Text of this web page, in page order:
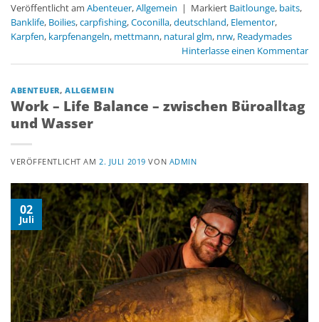
Veröffentlicht am Abenteuer,Allgemein | Markiert Baitlounge, baits,
Banklife, Boilies,carpfishing,Coconilla,deutschland, Elementor,
Karpfen, karpfenangeln, mettmann, natural glm, nrw, Readymades
Hinterlasse einen Kommentar
ABENTEUER,ALLGEMEIN
Work – Life Balance – zwischen Büroalltag
und Wasser
VERÖFFENTLICHT AM2. JULI 2019 VON ADMIN
02
Juli